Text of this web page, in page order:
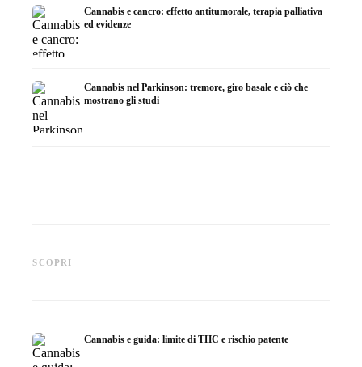
Cannabis e cancro: effetto antitumorale, terapia palliativa
ed evidenze
Cannabis nel Parkinson: tremore, giro basale e ciò che
mostrano gli studi
SCOPRI
mostrano gli studi
Cannabis e guida: limite di THC e rischio patente